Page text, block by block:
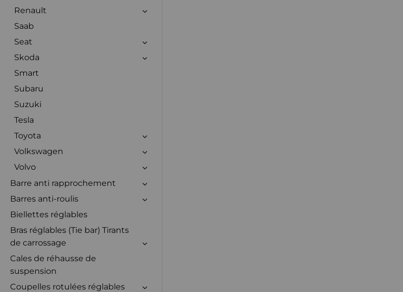
Renault
Saab
Seat
Skoda
Smart
Subaru
Suzuki
Tesla
Toyota
Volkswagen
Volvo
Barre anti rapprochement
Barres anti-roulis
Biellettes réglables
Bras réglables (Tie bar) Tirants
de carrossage
Cales de réhausse de
suspension
Coupelles rotulées réglables